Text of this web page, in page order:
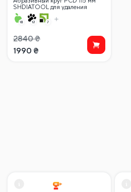
SHDIATOOL для удаления
эпоксидного клея, мастики,
краски…
2840₴
1990 ₴